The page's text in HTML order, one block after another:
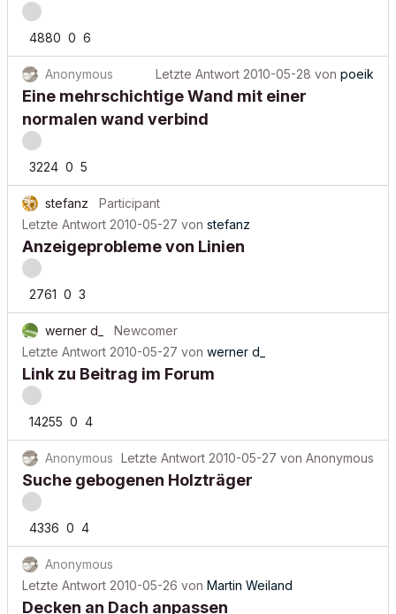
4880 0 6
Anonymous Letzte Antwort 2010-05-28 von poeik
Eine mehrschichtige Wand mit einer
normalen wand verbind
3224 0 5
stefanz
Participant
Letzte Antwort 2010-05-27 von stefanz
Anzeigeprobleme von Linien
2761 0 3
werner d_
Newcomer
Letzte Antwort 2010-05-27 von werner d_
Link zu Beitrag im Forum
14255 0 4
Anonymous Letzte Antwort 2010-05-27 von Anonymous
Suche gebogenen Holzträger
4336 0 4
Anonymous
Letzte Antwort 2010-05-26 von Martin Weiland
Decken an Dach anpassen